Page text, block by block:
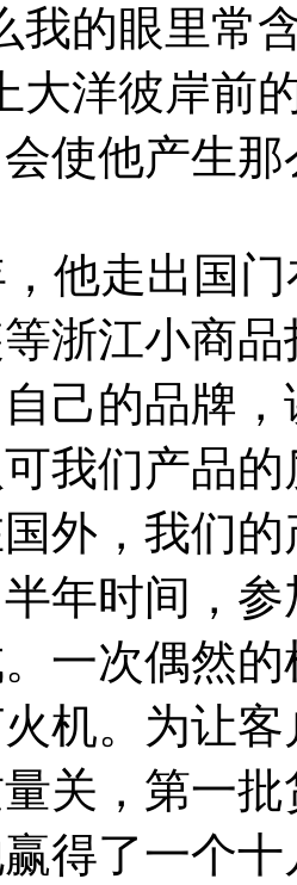
的眼里常含
洋彼岸前
使他产生
走出国门
浙江小商
己的品牌
我们产品
外，我们
年时间，
一次偶然
机。为让
关，第一
得了一个